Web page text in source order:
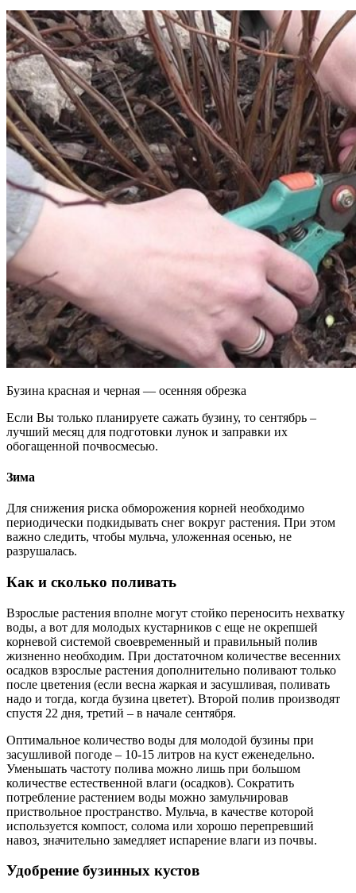
Бузина красная и черная — осенняя обрезка
Если Вы только планируете сажать бузину, то сентябрь –
лучший месяц для подготовки лунок и заправки их
обогащенной почвосмесью.
Зима
Для снижения риска обморожения корней необходимо
периодически подкидывать снег вокруг растения. При этом
важно следить, чтобы мульча, уложенная осенью, не
разрушалась.
Как и сколько поливать
Взрослые растения вполне могут стойко переносить нехватку
воды, а вот для молодых кустарников с еще не окрепшей
корневой системой своевременный и правильный полив
жизненно необходим. При достаточном количестве весенних
осадков взрослые растения дополнительно поливают только
после цветения (если весна жаркая и засушливая, поливать
надо и тогда, когда бузина цветет). Второй полив производят
спустя 22 дня, третий – в начале сентября.
Оптимальное количество воды для молодой бузины при
засушливой погоде – 10-15 литров на куст еженедельно.
Уменьшать частоту полива можно лишь при большом
количестве естественной влаги (осадков). Сократить
потребление растением воды можно замульчировав
приствольное пространство. Мульча, в качестве которой
используется компост, солома или хорошо перепревший
навоз, значительно замедляет испарение влаги из почвы.
Удобрение бузинных кустов